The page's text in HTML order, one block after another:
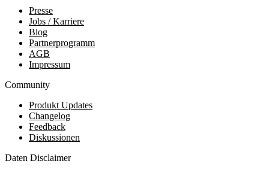
Presse
Jobs / Karriere
Blog
Partnerprogramm
AGB
Impressum
Community
Produkt Updates
Changelog
Feedback
Diskussionen
Daten Disclaimer